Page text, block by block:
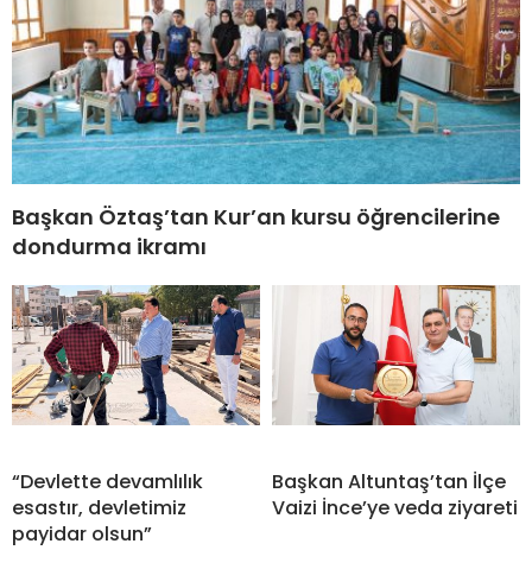
Başkan Öztaş’tan Kur’an kursu öğrencilerine
dondurma ikramı
“Devlette devamlılık
esastır, devletimiz
payidar olsun”
Başkan Altuntaş’tan İlçe
Vaizi İnce’ye veda ziyareti